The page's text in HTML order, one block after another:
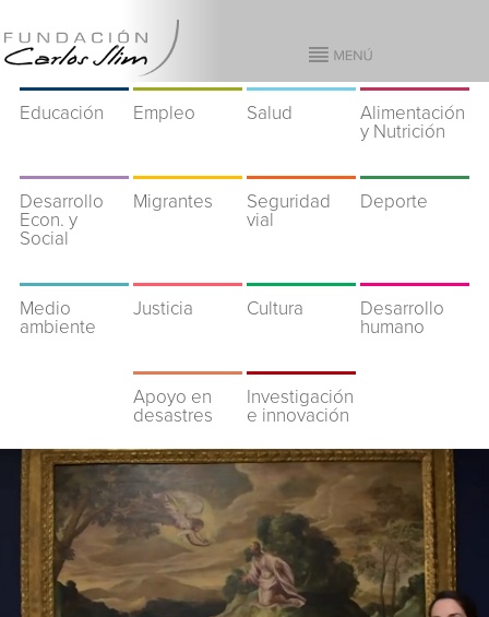
Educación Empleo Salud
Alimentación
y Nutrición
Desarrollo
Econ. y
Social
Migrantes
Seguridad
vial
Deporte
Medio
ambiente
Justicia Cultura
Desarrollo
humano
Apoyo en
desastres
Investigación
e innovación